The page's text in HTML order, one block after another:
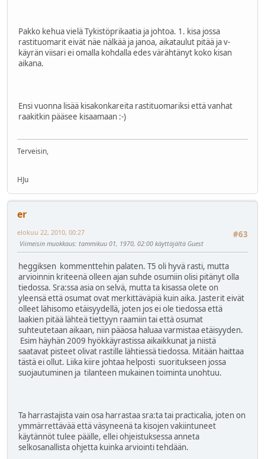
Pakko kehua vielä Tykistöprikaatia ja johtoa. 1. kisa jossa
rastituomarit eivät näe nälkää ja janoa, aikataulut pitää ja v-
käyrän viisari ei omalla kohdalla edes värähtänyt koko kisan
aikana.
Ensi vuonna lisää kisakonkareita rastituomariksi että vanhat
raakitkin pääsee kisaamaan :-)
Terveisin,
HJu
er
#63
elokuu 22, 2010, 00:27
Viimeisin muokkaus: tammikuu 01, 1970, 02:00 käyttäjältä Guest
heggiksen kommenttehin palaten. T5 oli hyvä rasti, mutta
arvioinnin kriteenä olleen ajan suhde osumiin olisi pitänyt olla
tiedossa. Sra:ssa asia on selvä, mutta ta kisassa olete on
yleensä että osumat ovat merkittäväpiä kuin aika. Jasterit eivät
olleet lähisomo etäisyydellä, joten jos ei ole tiedossa että
laakien pitää lähteä tiettyyn raamiin tai että osumat
suhteutetaan aikaan, niin pääosa haluaa varmistaa etäisyyden.
Esim häyhän 2009 hyökkäyrastissa aikaikkunat ja niistä
saatavat pisteet olivat rastille lähtiessä tiedossa. Mitään haittaa
tästä ei ollut. Liika kiire johtaa helposti suoritukseen jossa
suojautuminen ja tilanteen mukainen toiminta unohtuu.
Ta harrastajista vain osa harrastaa sra:ta tai practicalia, joten on
ymmärrettävää että väsyneenä ta kisojen vakiintuneet
käytännöt tulee päälle, ellei ohjeistuksessa anneta
selkosanallista ohjetta kuinka arviointi tehdään.